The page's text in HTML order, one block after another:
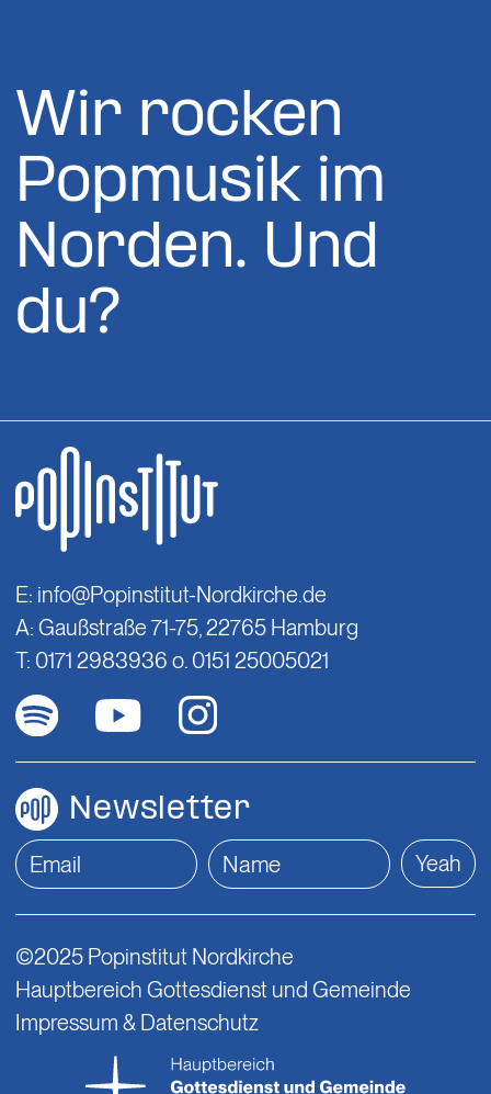
Wir rocken
Popmusik im
Norden. Und
du?
E: info@Popinstitut-Nordkirche.de
A: Gaußstraße 71-75, 22765 Hamburg
T: 0171 2983936 o. 0151 25005021
Newsletter
Yeah
©2025 Popinstitut Nordkirche
Hauptbereich Gottesdienst und Gemeinde
Impressum & Datenschutz